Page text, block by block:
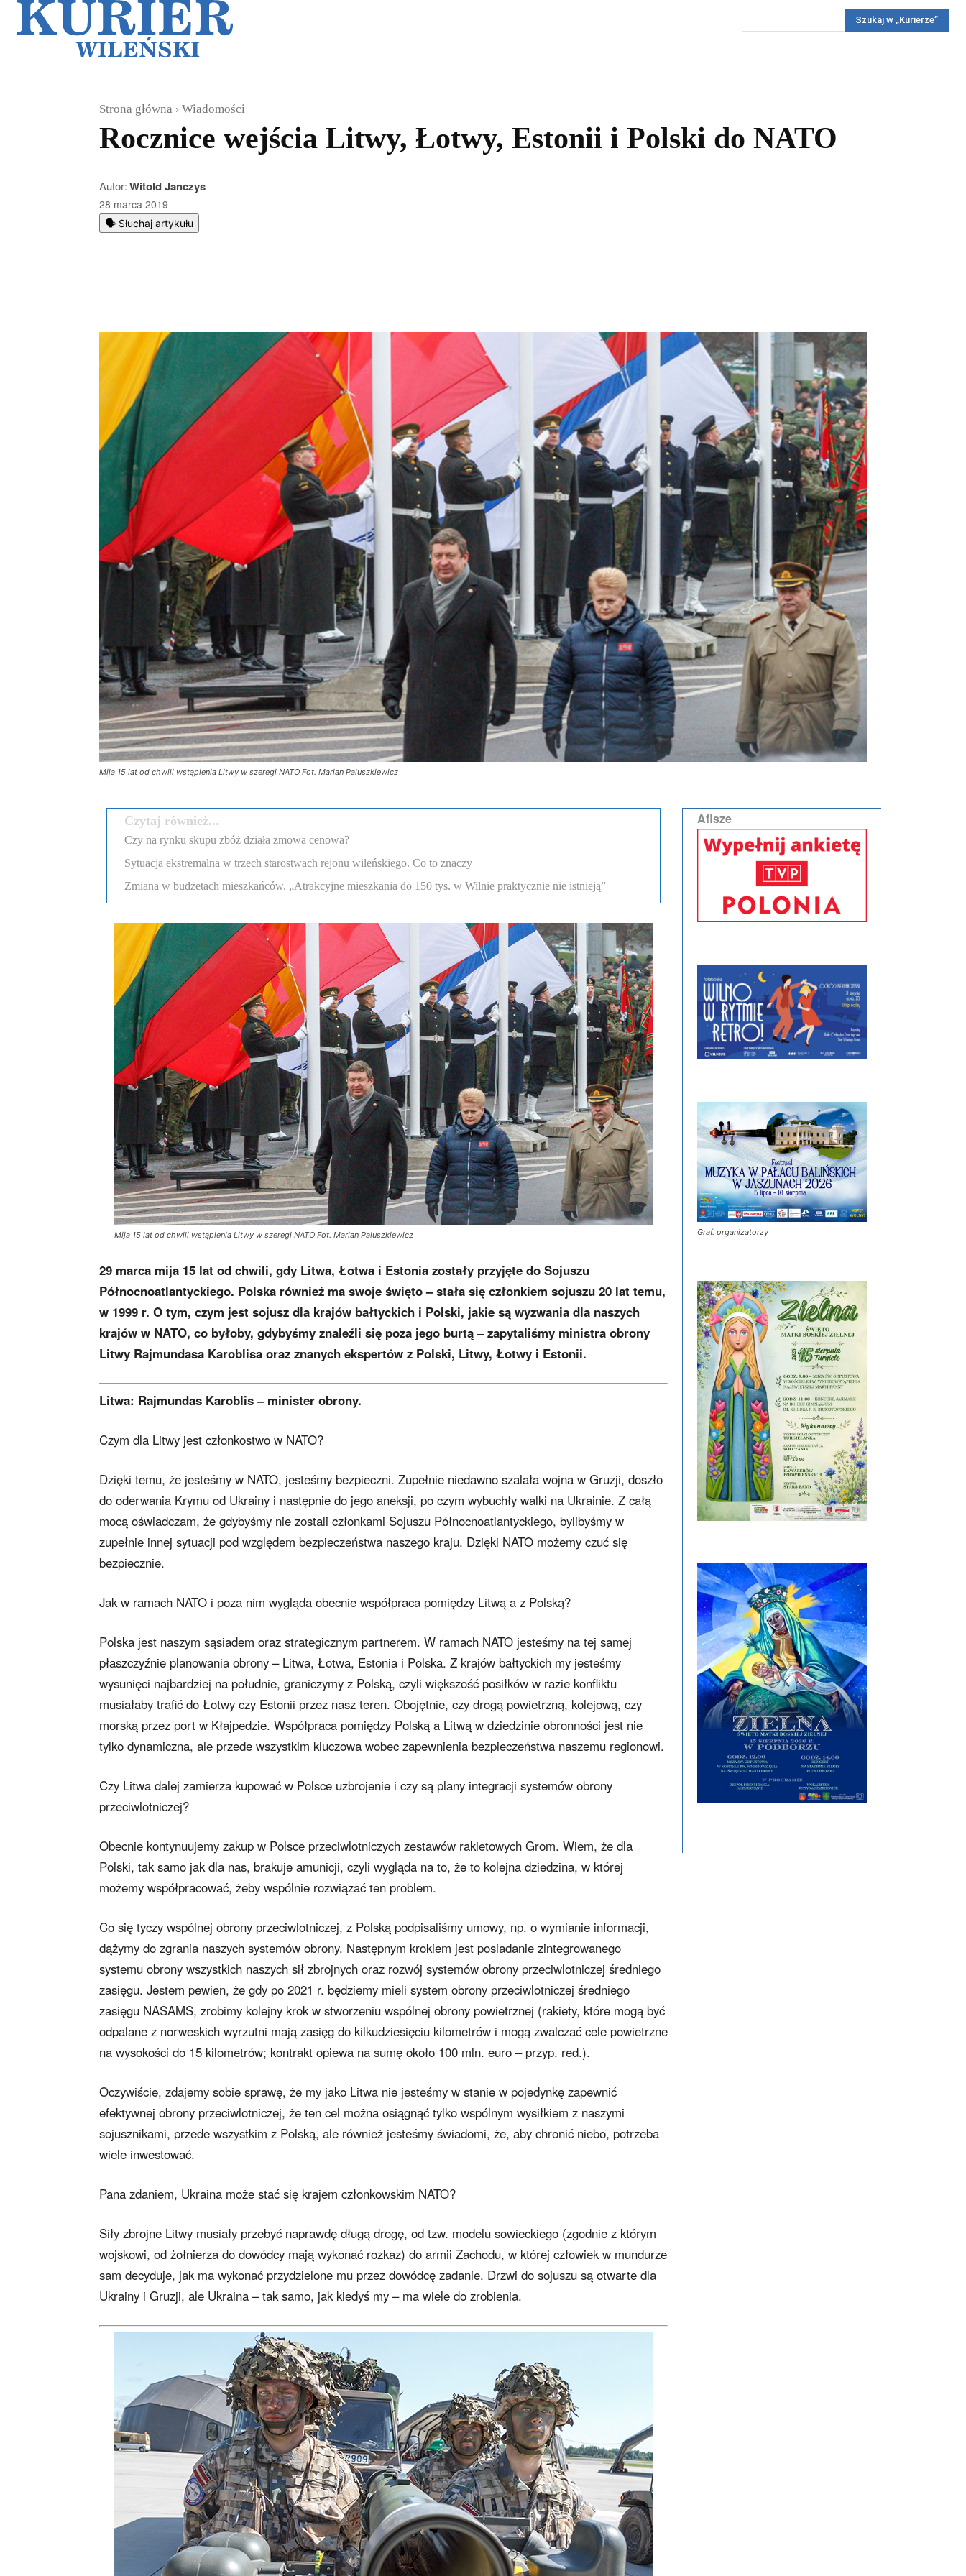
Reportaż KonkursyWięcej
Szukaj w „Kurierze”
Strona główna Wiadomości
Rocznice wejścia Litwy, Łotwy, Estonii i Polski do NATO
Autor:Witold Janczys
28 marca 2019
🗣️ Słuchaj artykułu
Mija 15 lat od chwili wstąpienia Litwy w szeregi NATO Fot. Marian Paluszkiewicz
Czytaj również...
Czy na rynku skupu zbóż działa zmowa cenowa?
Sytuacja ekstremalna w trzech starostwach rejonu wileńskiego. Co to znaczy
Zmiana w budżetach mieszkańców. „Atrakcyjne mieszkania do 150 tys. w Wilnie praktycznie nie istnieją”
Mija 15 lat od chwili wstąpienia Litwy w szeregi NATO Fot. Marian Paluszkiewicz
29 marca mija 15 lat od chwili, gdy Litwa, Łotwa i Estonia zostały przyjęte do Sojuszu
Północnoatlantyckiego. Polska również ma swoje święto – stała się członkiem sojuszu 20 lat temu,
w 1999 r. O tym, czym jest sojusz dla krajów bałtyckich i Polski, jakie są wyzwania dla naszych
krajów w NATO, co byłoby, gdybyśmy znaleźli się poza jego burtą – zapytaliśmy ministra obrony
Litwy Rajmundasa Karoblisa oraz znanych ekspertów z Polski, Litwy, Łotwy i Estonii.
Litwa: Rajmundas Karoblis – minister obrony.
Czym dla Litwy jest członkostwo w NATO?
Dzięki temu, że jesteśmy w NATO, jesteśmy bezpieczni. Zupełnie niedawno szalała wojna w Gruzji, doszło
do oderwania Krymu od Ukrainy i następnie do jego aneksji, po czym wybuchły walki na Ukrainie. Z całą
mocą oświadczam, że gdybyśmy nie zostali członkami Sojuszu Północnoatlantyckiego, bylibyśmy w
zupełnie innej sytuacji pod względem bezpieczeństwa naszego kraju. Dzięki NATO możemy czuć się
bezpiecznie.
Jak w ramach NATO i poza nim wygląda obecnie współpraca pomiędzy Litwą a z Polską?
Polska jest naszym sąsiadem oraz strategicznym partnerem. W ramach NATO jesteśmy na tej samej
płaszczyźnie planowania obrony – Litwa, Łotwa, Estonia i Polska. Z krajów bałtyckich my jesteśmy
wysunięci najbardziej na południe, graniczymy z Polską, czyli większość posiłków w razie konfliktu
musiałaby trafić do Łotwy czy Estonii przez nasz teren. Obojętnie, czy drogą powietrzną, kolejową, czy
morską przez port w Kłajpedzie. Współpraca pomiędzy Polską a Litwą w dziedzinie obronności jest nie
tylko dynamiczna, ale przede wszystkim kluczowa wobec zapewnienia bezpieczeństwa naszemu regionowi.
Czy Litwa dalej zamierza kupować w Polsce uzbrojenie i czy są plany integracji systemów obrony
przeciwlotniczej?
Obecnie kontynuujemy zakup w Polsce przeciwlotniczych zestawów rakietowych Grom. Wiem, że dla
Polski, tak samo jak dla nas, brakuje amunicji, czyli wygląda na to, że to kolejna dziedzina, w której
możemy współpracować, żeby wspólnie rozwiązać ten problem.
Co się tyczy wspólnej obrony przeciwlotniczej, z Polską podpisaliśmy umowy, np. o wymianie informacji,
dążymy do zgrania naszych systemów obrony. Następnym krokiem jest posiadanie zintegrowanego
systemu obrony wszystkich naszych sił zbrojnych oraz rozwój systemów obrony przeciwlotniczej średniego
zasięgu. Jestem pewien, że gdy po 2021 r. będziemy mieli system obrony przeciwlotniczej średniego
zasięgu NASAMS, zrobimy kolejny krok w stworzeniu wspólnej obrony powietrznej (rakiety, które mogą być
odpalane z norweskich wyrzutni mają zasięg do kilkudziesięciu kilometrów i mogą zwalczać cele powietrzne
na wysokości do 15 kilometrów; kontrakt opiewa na sumę około 100 mln. euro – przyp. red.).
Oczywiście, zdajemy sobie sprawę, że my jako Litwa nie jesteśmy w stanie w pojedynkę zapewnić
efektywnej obrony przeciwlotniczej, że ten cel można osiągnąć tylko wspólnym wysiłkiem z naszymi
sojusznikami, przede wszystkim z Polską, ale również jesteśmy świadomi, że, aby chronić niebo, potrzeba
wiele inwestować.
Pana zdaniem, Ukraina może stać się krajem członkowskim NATO?
Siły zbrojne Litwy musiały przebyć naprawdę długą drogę, od tzw. modelu sowieckiego (zgodnie z którym
wojskowi, od żołnierza do dowódcy mają wykonać rozkaz) do armii Zachodu, w której człowiek w mundurze
sam decyduje, jak ma wykonać przydzielone mu przez dowódcę zadanie. Drzwi do sojuszu są otwarte dla
Ukrainy i Gruzji, ale Ukraina – tak samo, jak kiedyś my – ma wiele do zrobienia.
Afisze
Graf. organizatorzy